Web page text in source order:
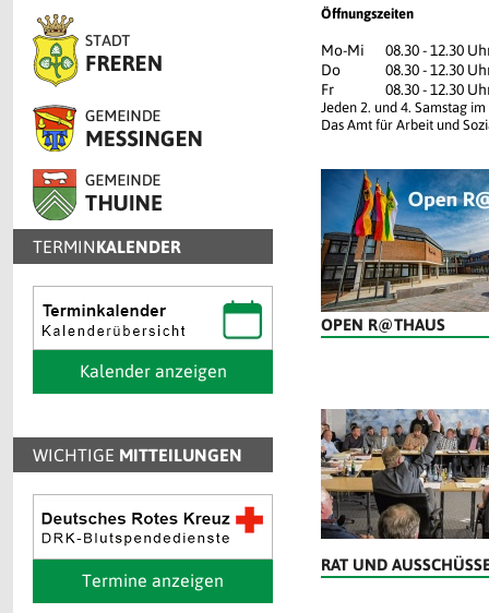
TERMINKALENDER
Kalender anzeigen
WICHTIGE MITTEILUNGEN
Termine anzeigen
Öffnungszeiten
Mo-Mi
08.30 - 12.30
Do
08.30 - 12.30
Fr
08.30 - 12.30
Jeden 2. und 4. Samstag
Das Amt für Arbeit und
OPEN R@THAUS
RAT UND